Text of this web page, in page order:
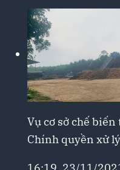
Vụ cơ sở chế
Chính quyền xử